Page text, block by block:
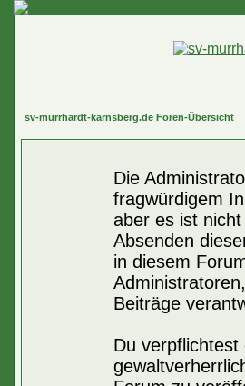
sv-murrhardt-karnsberg.de Foren-Übersicht
Die
fragwürdigem
aber es ist
Absenden
in diesem
Beiträge
Du